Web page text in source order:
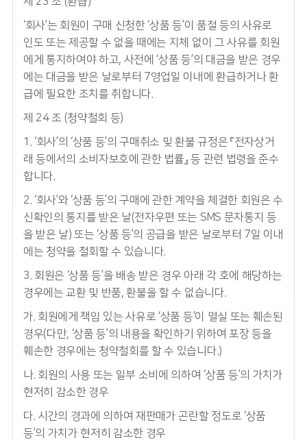
‘회사’는 회원이 구매 신청한 ‘상품 등’이 품절 등의 사유로
인도 또는 제공할 수 없을 때에는 지체 없이 그 사유를 회원
에게 통지하여야 하고, 사전에 ‘상품 등’의 대금을 받은 경우
에는 대금을 받은 날로부터 7영업일 이내에 환급하거나 환
급에 필요한 조치를 취합니다.
제 24 조 (청약철회 등)
1. ‘회사’의 ‘상품 등’의 구매취소 및 환불 규정은 『전자상거
래 등에서의 소비자보호에 관한 법률』 등 관련 법령을 준수
합니다.
2. ‘회사’와 ‘상품 등’의 구매에 관한 계약을 체결한 회원은 수
신확인의 통지를 받은 날(전자우편 또는 SMS 문자통지 등
을 받은 날) 또는 ‘상품 등’의 공급을 받은 날로부터 7일 이내
에는 청약을 철회할 수 있습니다.
3. 회원은 ‘상품 등’을 배송 받은 경우 아래 각 호에 해당하는
경우에는 교환 및 반품, 환불을 할 수 없습니다.
가. 회원에게 책임 있는 사유로 ‘상품 등’이 멸실 또는 훼손된
경우(다만, ‘상품 등’의 내용을 확인하기 위하여 포장 등을
훼손한 경우에는 청약철회를 할 수 있습니다.)
나. 회원의 사용 또는 일부 소비에 의하여 ‘상품 등’의 가치가
현저히 감소한 경우
다. 시간의 경과에 의하여 재판매가 곤란할 정도로 ‘상품
등’의 가치가 현저히 감소한 경우